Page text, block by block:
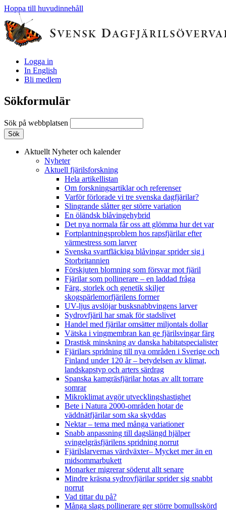
Hoppa till huvudinnehåll
Logga in
In English
Bli medlem
Sökformulär
Sök på webbplatsen
Aktuellt Nyheter och kalender
Nyheter
Aktuell fjärilsforskning
Hela artikellistan
Om forskningsartiklar och referenser
Varför förlorade vi tre svenska dagfjärilar?
Slingrande slåtter ger större variation
En öländsk blåvingehybrid
Det nya normala får oss att glömma hur det var
Fortplantningsproblem hos rapsfjärilar efter
värmestress som larver
Svenska svartfläckiga blåvingar sprider sig i
Storbritannien
Förskjuten blomning som försvar mot fjäril
Fjärilar som pollinerare – en laddad fråga
Färg, storlek och genetik skiljer
skogspärlemorfjärilens former
UV-ljus avslöjar busksnabbvingens larver
Sydrovfjäril har smak för stadslivet
Handel med fjärilar omsätter miljontals dollar
Vätska i vingmembran kan ge fjärilsvingar färg
Drastisk minskning av danska habitatspecialister
Fjärilars spridning till nya områden i Sverige och
Finland under 120 år– betydelsen av klimat,
landskapstyp och arters särdrag
Spanska kamgräsfjärilar hotas av allt torrare
somrar
Mikroklimat avgör utvecklingshastighet
Bete i Natura 2000-områden hotar de
väddnätfjärilar som ska skyddas
Nektar – tema med många variationer
Snabb anpassning till dagslängd hjälper
svingelgräsfjärilens spridning norrut
Fjärilslarvernas värdväxter– Mycket mer än en
midsommarbukett
Monarker migrerar söderut allt senare
Mindre kräsna sydrovfjärilar sprider sig snabbt
norrut
Vad tittar du på?
Många slags pollinerare ger större bomullsskörd